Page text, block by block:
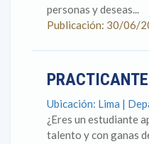
personas y deseas...
Publicación: 30/06/
Ubicación: Lima |
¿Eres un estudiante
talento y con ganas